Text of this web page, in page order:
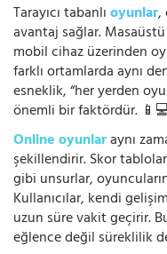
Tarayıcı tabanlıoyunlar,
avantaj sağlar.
mobil cihaz üzerinden
farklı ortamlarda aynı
esneklik, “her yerden
önemli bir faktördür.
Online oyunlaraynı
şekillendirir. Skor
gibi unsurlar,
Kullanıcılar, kendi
uzun süre vakit geçirir.
eğlence değil süreklilik